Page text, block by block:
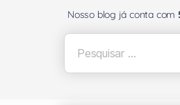
Nosso blog já conta com